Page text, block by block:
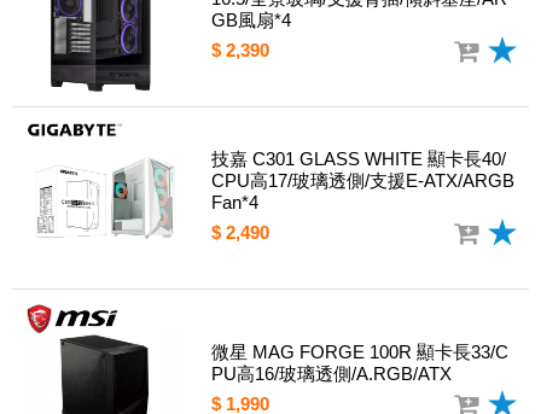
GB風扇*4
$ 2,390
技嘉 C301 GLASS WHITE 顯卡長40/
CPU高17/玻璃透側/支援E-ATX/ARGB
Fan*4
$ 2,490
微星 MAG FORGE 100R 顯卡長33/C
PU高16/玻璃透側/A.RGB/ATX
$ 1,990